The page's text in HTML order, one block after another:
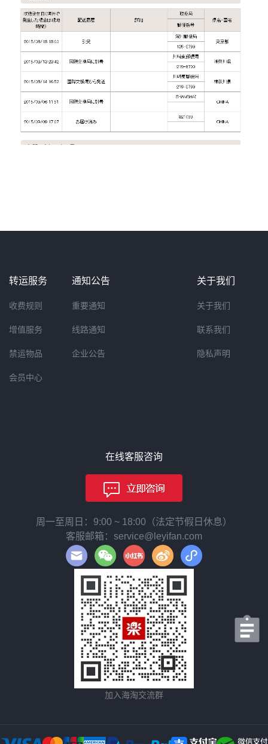
转运服务
收费规则
增值服务
禁运物品
会员中心
通知公告
重要通知
线路通知
企业公告
关于我们
关于我们
联系我们
隐私声明
在线客服咨询
周一至周日：9:00 ~ 18:00（法定节假日休息）
客服邮箱：service@leyifan.com
加入海淘交流群